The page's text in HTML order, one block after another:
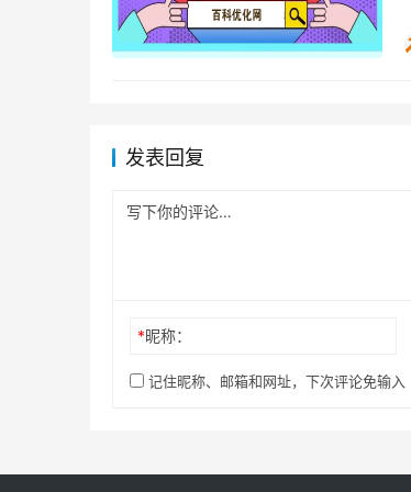
发表回复
*昵称：
记住昵称、邮箱和网址，下次评论免输入